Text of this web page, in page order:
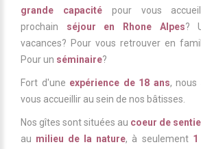
grande capacitépour vous
prochain séjour en Rhone Alpes?
vacances? Pour vous retrouver en
Pour un séminaire?
Fort d'une expérience de 18 ans, nous
vous accueillir au sein de nos bâtisses.
Nos gîtes sont situées au coeur de
au milieu de la nature, à seulement 1